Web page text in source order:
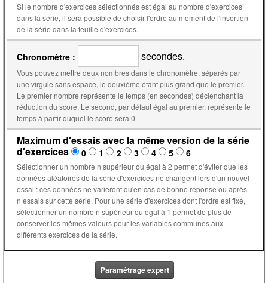
Si le nombre d'exercices sélectionnés est égal au nombre d'exercices
dans la série, il sera possible de choisir l'ordre au moment de l'insertion
de la série dans la feuille d'exercices.
Chronomètre : secondes.
Vous pouvez mettre deux nombres dans le chronomètre, séparés par
une virgule sans espace, le deuxième étant plus grand que le premier.
Le premier nombre représente le temps (en secondes) déclenchant la
réduction du score. Le second, par défaut égal au premier, représente le
temps à partir duquel le score sera 0.
Maximum d'essais avec la même version de la série
d'exercices
0 1 2 3 4 5 6
Sélectionner un nombre n supérieur ou égal à 2 permet d'éviter que les
données aléatoires de la série d'exercices ne changent lors d'un nouvel
essai : ces données ne varieront qu'en cas de bonne réponse ou après
n essais sur cette série. Pour une série d'exercices dont l'ordre est fixé,
sélectionner un nombre n supérieur ou égal à 1 permet de plus de
conserver les mêmes valeurs pour les variables communes aux
différents exercices de la série.
Paramétrage expert